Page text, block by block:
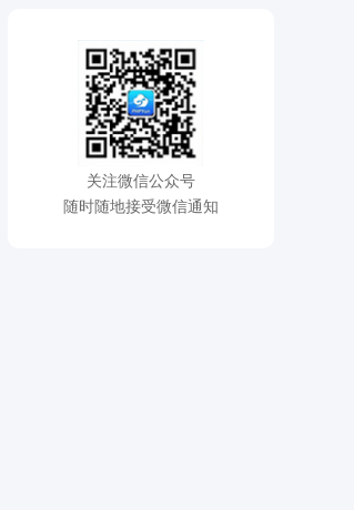
关注微信公众号
随时随地接受微信通知